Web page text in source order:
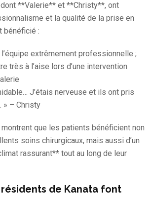
dont **Valerie** et **Christy**, ont
et la qualité de la prise en
bénéficié :
l’équipe extrêmement professionnelle ;
très à l’aise lors d’une intervention
J’étais nerveuse et ils ont pris
» – Christy
que les patients bénéficient non
soins chirurgicaux, mais aussi d’un
rassurant** tout au long de leur
de Kanata font